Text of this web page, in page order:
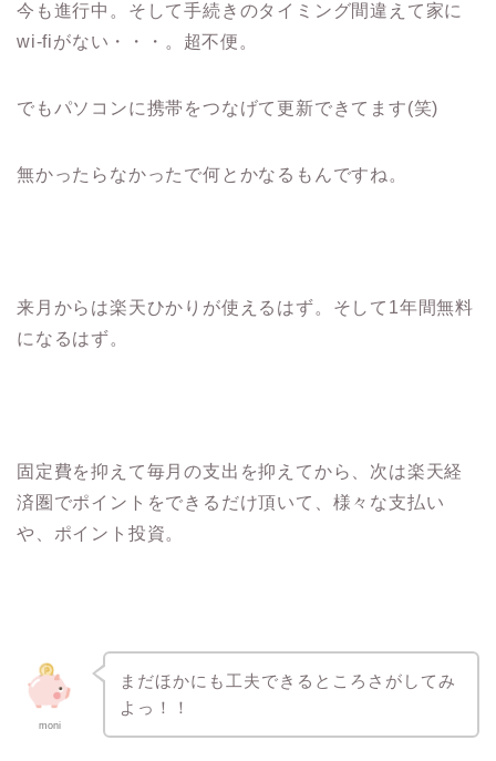
今も進行中。そして手続きのタイミング間違えて家に
wi-fiがない・・・。超不便。
でもパソコンに携帯をつなげて更新できてます(笑)
無かったらなかったで何とかなるもんですね。
来月からは楽天ひかりが使えるはず。そして1年間無料
になるはず。
固定費を抑えて毎月の支出を抑えてから、次は楽天経
済圏でポイントをできるだけ頂いて、様々な支払い
や、ポイント投資。
moni
まだほかにも工夫できるところさがしてみ
よっ！！